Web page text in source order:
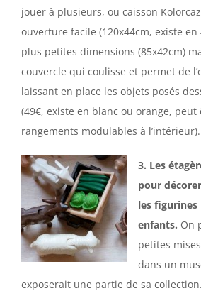
jouer à plusieurs, ou caisson
ouverture facile (120x44cm, existe en
plus petites dimensions (85x42cm)
couvercle qui coulisse et permet de
laissant en place les objets posés
(49€, existe en blanc ou orange,
rangements modulables à l’intérieur).
3. Les
pour
les figurines
enfants. On
petites
dans un
exposerait une partie de sa